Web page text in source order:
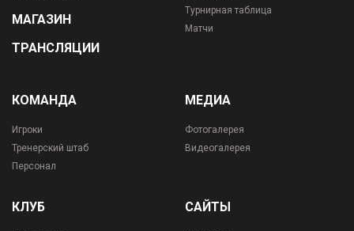
МАГАЗИН
ТРАНСЛЯЦИИ
Турнирная таблица
Матчи
КОМАНДА
Игроки
Тренерский штаб
Персонал
МЕДИА
Фотогалерея
Видеогалерея
КЛУБ САЙТЫ